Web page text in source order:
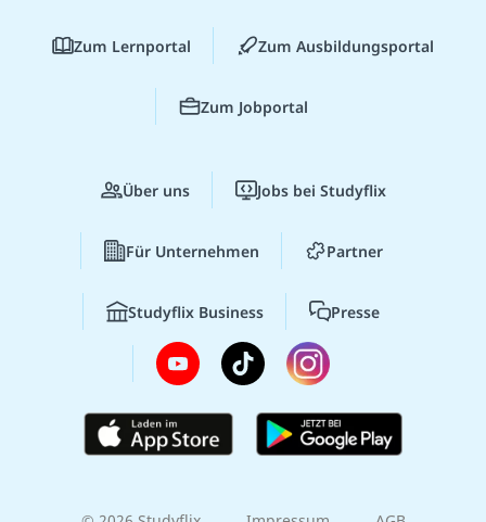
Zum Lernportal Zum Ausbildungsportal
Zum Jobportal
Über uns Jobs bei Studyflix
Für Unternehmen Partner
Studyflix Business Presse